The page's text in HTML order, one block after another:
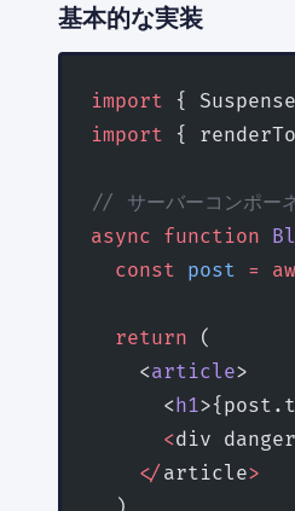
基本的な実装
import {
import {
// サーバーコンポー
async function
  const
post =
  return
(
    <
article>
      <
h1
      <
div
    </
article>